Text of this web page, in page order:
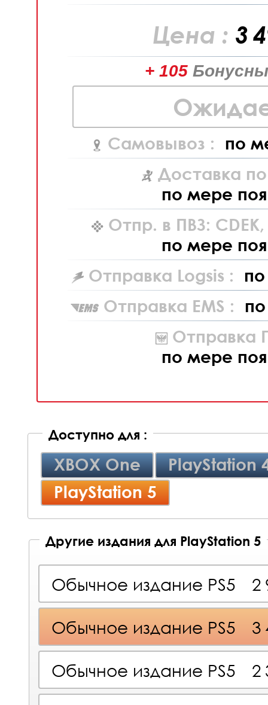
Цена : 3
+ 105
Самовывоз : по
Доставка
по мере
Отпр. в ПВЗ: CDEK,
по мере
Отправка Logsis :
Отправка EMS :
Отправка
по мере
Доступно для :
XBOX One
PlayStation
PlayStation 5
Другие издания для PlayStation 5
Обычное издание PS5 2
Обычное издание PS5 3
Обычное издание PS5 2